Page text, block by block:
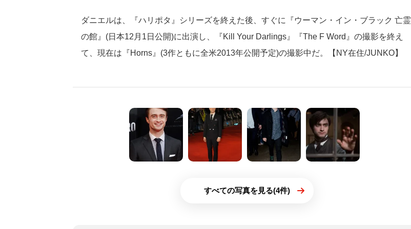
ダニエルは、『ハリポタ』シリーズを終えた後、すぐに『ウーマン・イン・ブラック 亡霊
の館』(日本12月1日公開)に出演し、『Kill Your Darlings』『The F Word』の撮影を終え
て、現在は『Horns』(3作ともに全米2013年公開予定)の撮影中だ。【NY在住/JUNKO】
すべての写真を見る(4件)